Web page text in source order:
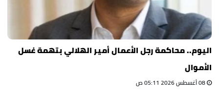
اليوم.. محاكمة رجل الأعمال أمير الهلالي بتهمة غسل
الأموال